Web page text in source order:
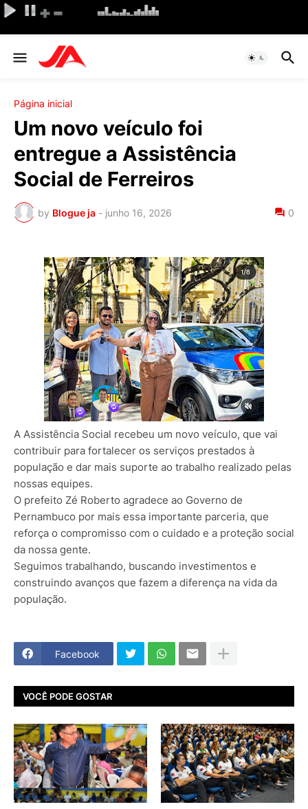
Página inicial
Um novo veículo foi
entregue a Assistência
Social de Ferreiros
by Blogue ja - junho 16, 2026 0
A Assistência Social recebeu um novo veículo, que vai
contribuir para fortalecer os serviços prestados à
população e dar mais suporte ao trabalho realizado pelas
nossas equipes.
O prefeito Zé Roberto agradece ao Governo de
Pernambuco por mais essa importante parceria, que
reforça o compromisso com o cuidado e a proteção social
da nossa gente.
Seguimos trabalhando, buscando investimentos e
construindo avanços que fazem a diferença na vida da
população.
Facebook
VOCÊ PODE GOSTAR